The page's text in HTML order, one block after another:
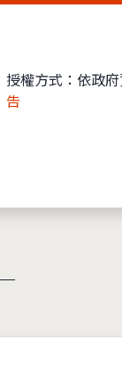
授權方式：依政
告